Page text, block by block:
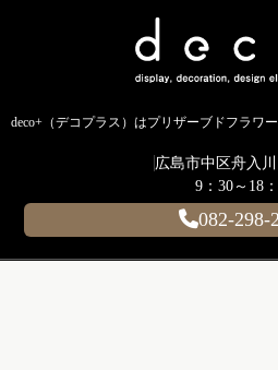
広島市中区舟入
9：30～18
082-298-